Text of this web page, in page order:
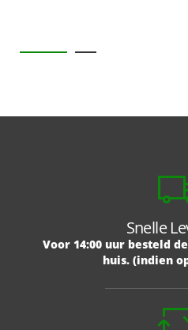
Snelle
Voor 14:00 uur besteld
huis. (indien